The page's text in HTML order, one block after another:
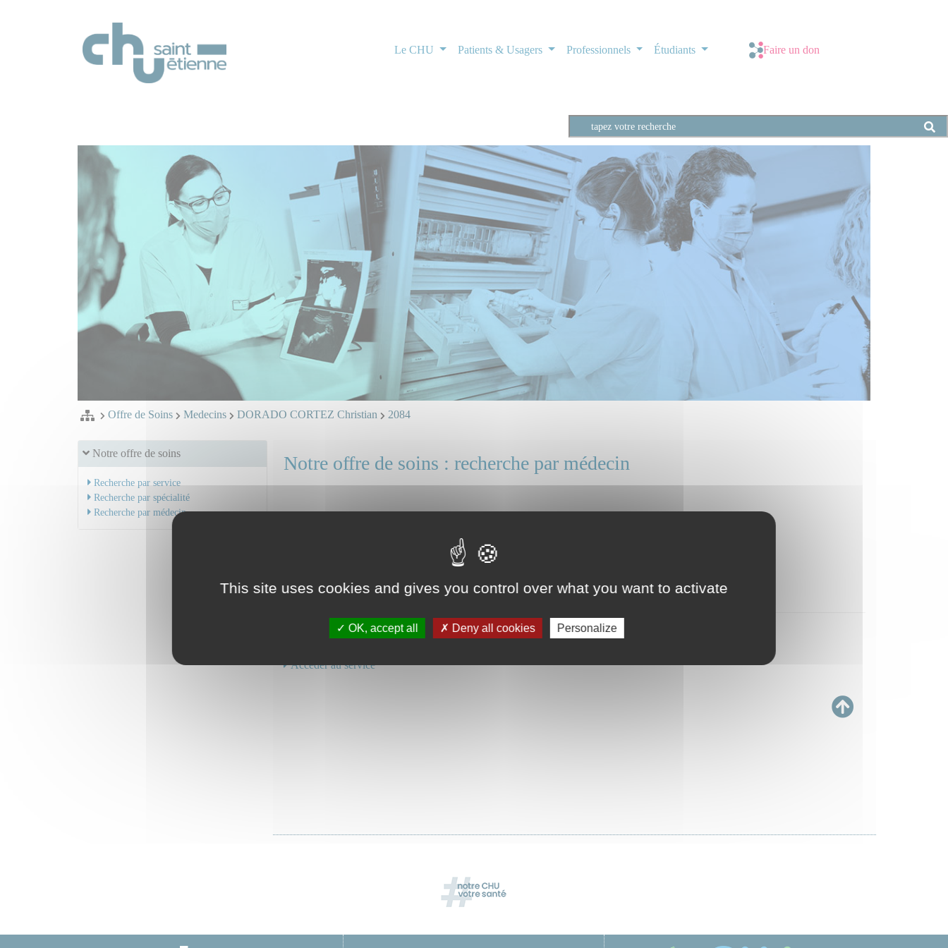
Le CHU Patients & Usagers Professionnels Étudiants Faire un don
Offre de Soins Medecins DORADO CORTEZ Christian 2084
Notre offre de soins
Recherche par service
Recherche par spécialité
Recherche par médecin
Notre offre de soins : recherche par médecin
Service(s) ou unité(s) concerné(s) :
Dermatologie
Accéder au service
This site uses cookies and gives you control over what you want to activate
OK, accept all Deny all cookies Personalize